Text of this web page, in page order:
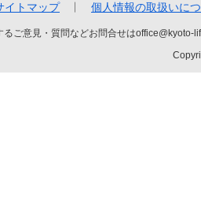
イトマップ 個人情報の取扱いに
るご意見・質問などお問合せは